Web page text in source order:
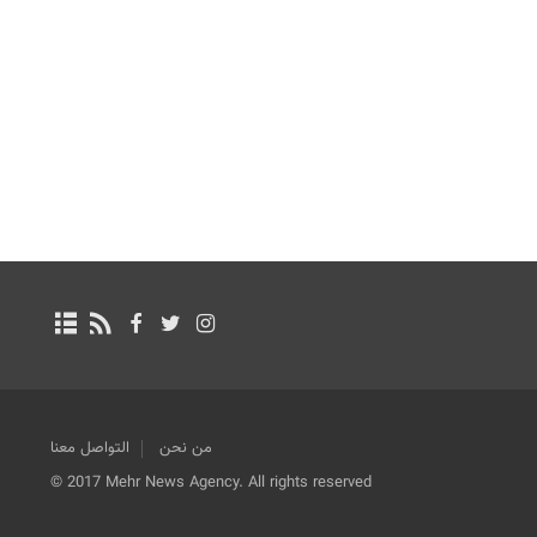
من نحن
التواصل معنا
© 2017 Mehr News Agency. All rights reserved